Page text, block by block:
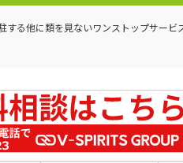
る他に類を見ないワンストップサービ